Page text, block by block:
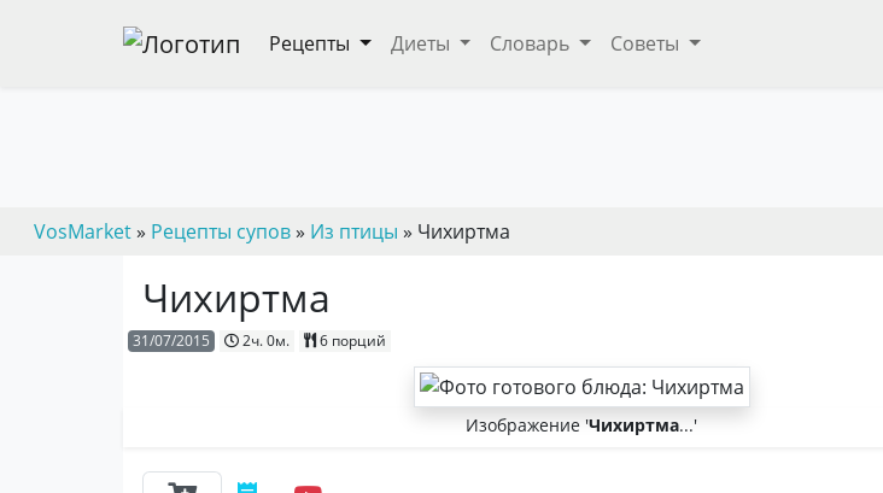
Рецепты Диеты Словарь Советы
VosMarket» Рецепты супов» Из птицы » Чихиртма
Чихиртма
31/07/2015 2ч. 0м. 6 порций
Изображение 'Чихиртма...'